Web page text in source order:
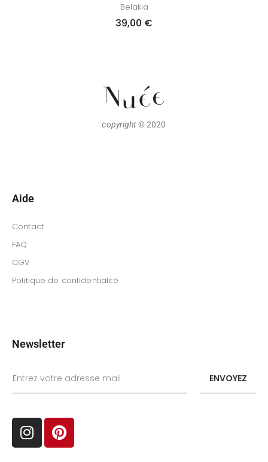
Belakia
39,00 €
copyright© 2020
Aide
Contact
FAQ
CGV
Politique de confidentialité
Newsletter
ENVOYEZ